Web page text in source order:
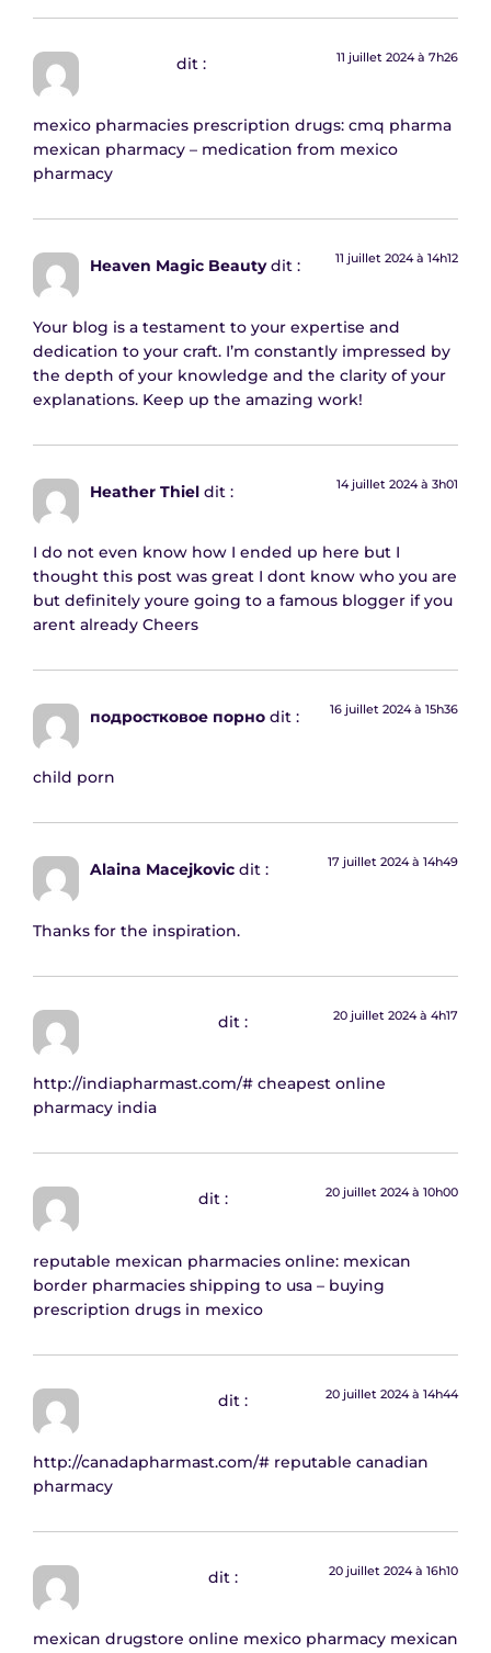
dit : 11 juillet 2024 à 7h26
mexico pharmacies prescription drugs: cmq pharma
mexican pharmacy – medication from mexico
pharmacy
Heaven Magic Beauty dit : 11 juillet 2024 à 14h12
Your blog is a testament to your expertise and
dedication to your craft. I’m constantly impressed by
the depth of your knowledge and the clarity of your
explanations. Keep up the amazing work!
Heather Thiel dit : 14 juillet 2024 à 3h01
I do not even know how I ended up here but I
thought this post was great I dont know who you are
but definitely youre going to a famous blogger if you
arent already Cheers
подростковое порно dit : 16 juillet 2024 à 15h36
child porn
Alaina Macejkovic dit : 17 juillet 2024 à 14h49
Thanks for the inspiration.
dit : 20 juillet 2024 à 4h17
http://indiapharmast.com/# cheapest online
pharmacy india
dit : 20 juillet 2024 à 10h00
reputable mexican pharmacies online: mexican
border pharmacies shipping to usa – buying
prescription drugs in mexico
dit : 20 juillet 2024 à 14h44
http://canadapharmast.com/# reputable canadian
pharmacy
dit : 20 juillet 2024 à 16h10
mexican drugstore online mexico pharmacy mexican